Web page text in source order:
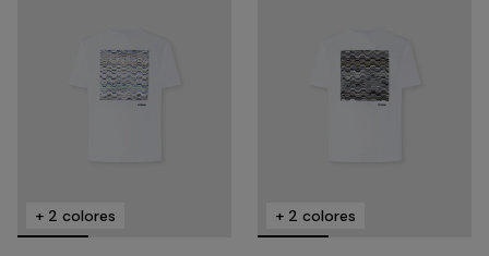
+ 2 colores + 2 colores